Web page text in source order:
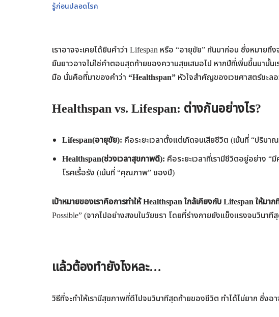
รู้ก่อนปลอดโรค
เราอาจจะเคยได้ยินคำว่า Lifespan หรือ “อายุขัย” กันมาก่อน ซึ่งหมาย
ยืนยาวอาจไม่ใช่คำตอบสุดท้ายของความสุขเสมอไป หากปีที่เพิ่มขึ้นมานั้
มือ นั่นคือที่มาของคำว่า “Healthspan” หัวใจสำคัญของเวชศาสตร์ชะล
Healthspan vs. Lifespan: ต่างกันอย่างไร?
Lifespan(อายุขัย): คือระยะเวลาตั้งแต่เกิดจนเสียชีวิต (เน้นที่ “ปริมา
Healthspan(ช่วงเวลาสุขภาพดี): คือระยะเวลาที่เรามีชีวิตอยู่อย่าง
โรคเรื้อรัง (เน้นที่ “คุณภาพ” ของปี)
เป้าหมายของเราคือการทำให้ Healthspan ใกล้เคียงกับ Lifespan ให้มา
Possible” (จากไปอย่างสงบในวัยชรา โดยที่ร่างกายยังแข็งแรงจนวินาที
แล้วต้องทำยังไงหละ…
วิธีที่จะทำให้เรามีสุขภาพที่ดีไปจนวินาทีสุดท้ายของชีวิต ทำได้ไม่ยาก ซึ่ง